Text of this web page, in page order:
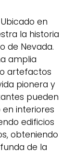
en
la historia
de Nevada.
amplia
artefactos
pionera y
pueden
interiores
edificios
obteniendo
de la